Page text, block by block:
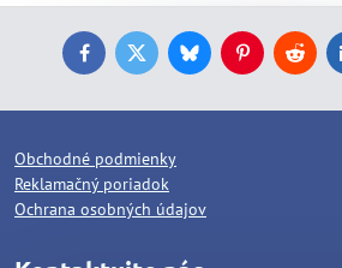
FacebookTwitterBlueskyPinterestReddit
Obchodné podmienky
Reklamačný poriadok
Ochrana osobných údajov